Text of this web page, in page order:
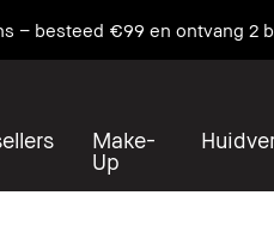
– besteed €99 en ontvang 2
Make-
Up